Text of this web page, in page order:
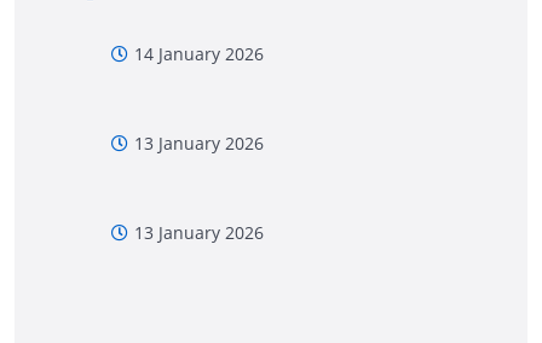
14 January 2026
13 January 2026
13 January 2026